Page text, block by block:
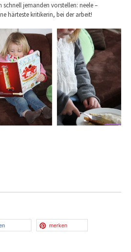
jemanden vorstellen: neele –
härteste kritikerin, bei der arbeit!
merken